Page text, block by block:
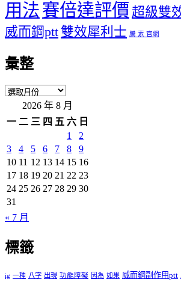
用法賽倍達評價 超級雙
威而鋼ptt 雙效犀利士 騰 素 官網
彙整
彙
2026 年 8 月
一 二 三 四 五 六 日
1
2
3
4 5 6 7 8
9
10 11 12 13 14 15 16
17 18 19 20 21 22 23
24 25 26 27 28 29 30
31
« 7 月
標籤
ig 一種 八字 出現 功能障礙 因為 如果 威而鋼副作用ptt